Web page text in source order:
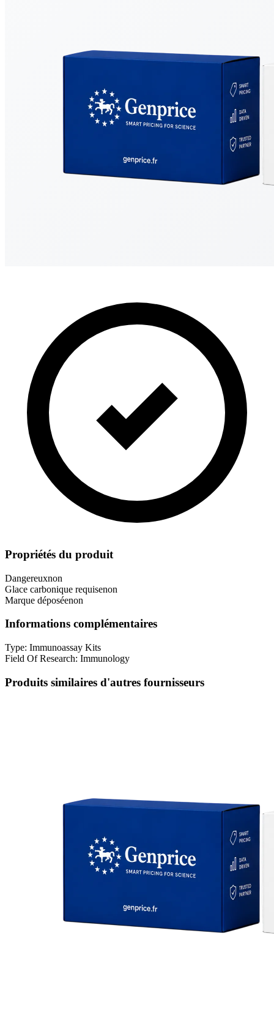
Propriétés du produit
Dangereuxnon
Glace carbonique requisenon
Marque déposéenon
Informations complémentaires
Type: Immunoassay Kits
Field Of Research: Immunology
Produits similaires d'autres fournisseurs